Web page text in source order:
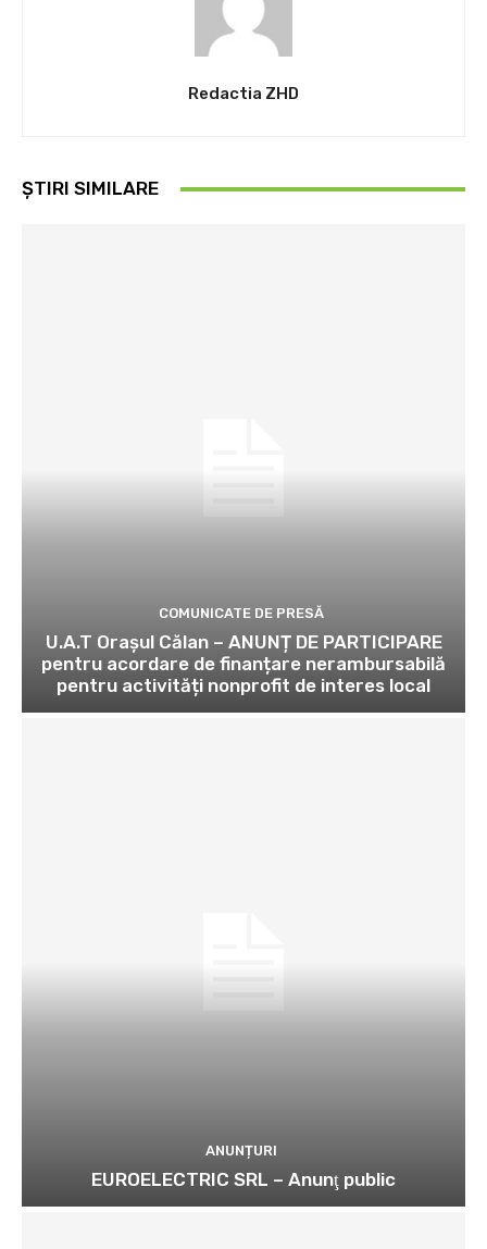
Redactia ZHD
ȘTIRI SIMILARE
COMUNICATE DE PRESĂ
U.A.T Orașul Călan – ANUNȚ DE PARTICIPARE
pentru acordare de finanțare nerambursabilă
pentru activități nonprofit de interes local
ANUNȚURI
EUROELECTRIC SRL – Anunţ public